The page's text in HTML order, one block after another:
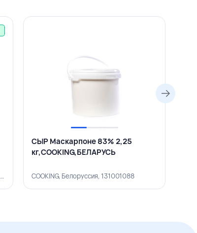
HOCHLAND PROFESSIONAL, Россия, 500002860
СЫР Маскарпоне 83% 2,25
кг,COOKING,БЕЛАРУСЬ
COOKING, Белоруссия, 131001088